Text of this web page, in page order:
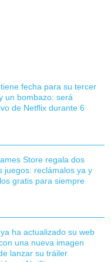
fecha para su tercer
un bombazo: será
de Netflix durante 6
Store regala dos
juegos: reclámalos ya y
gratis para siempre
ha actualizado su web
una nueva imagen
lanzar su tráiler